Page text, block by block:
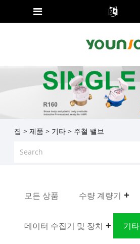
집 > 제품 > 기타> 주철 밸브
모든 상품 수량 계량기
데이터 수집기 ​​및 장치 기타